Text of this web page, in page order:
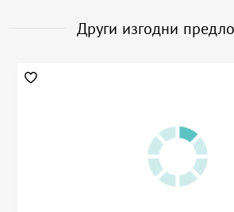
Други изгодни